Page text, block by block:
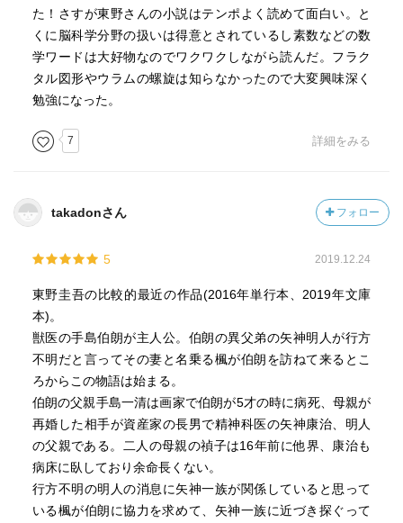
た！さすが東野さんの小説はテンポよく読めて面白い。と
くに脳科学分野の扱いは得意とされているし素数などの数
学ワードは大好物なのでワクワクしながら読んだ。フラク
タル図形やウラムの螺旋は知らなかったので大変興味深く
勉強になった。
7 詳細をみる
takadonさん フォロー
5 2019.12.24
東野圭吾の比較的最近の作品(2016年単行本、2019年文庫
本)。
獣医の手島伯朗が主人公。伯朗の異父弟の矢神明人が行方
不明だと言ってその妻と名乗る楓が伯朗を訪ねて来るとこ
ろからこの物語は始まる。
伯朗の父親手島一清は画家で伯朗が5才の時に病死、母親が
再婚した相手が資産家の長男で精神科医の矢神康治、明人
の父親である。二人の母親の禎子は16年前に他界、康治も
病床に臥しており余命長くない。
行方不明の明人の消息に矢神一族が関係していると思って
いる楓が伯朗に協力を求めて、矢神一族に近づき探ぐって